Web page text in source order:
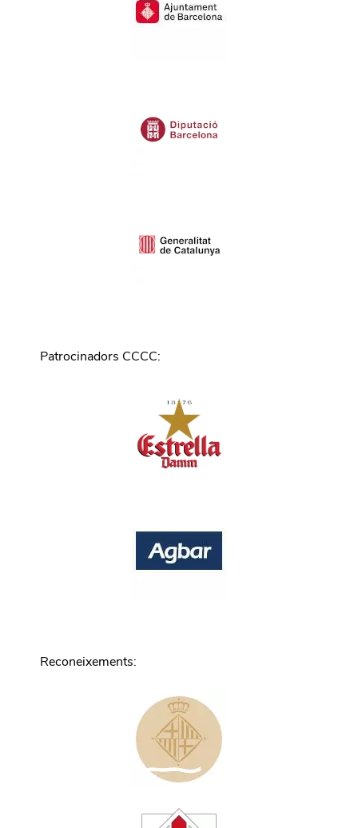
Patrocinadors CCCC:
Reconeixements: